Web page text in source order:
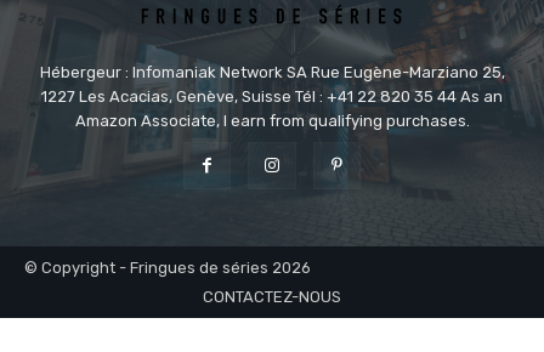
Hébergeur : Infomaniak Network SA Rue Eugène-Marziano 25,
1227 Les Acacias, Genève, Suisse Tél : +41 22 820 35 44 As an
Amazon Associate, I earn from qualifying purchases.
© Copyright - Fringues de séries 2026
CONTACTEZ-NOUS